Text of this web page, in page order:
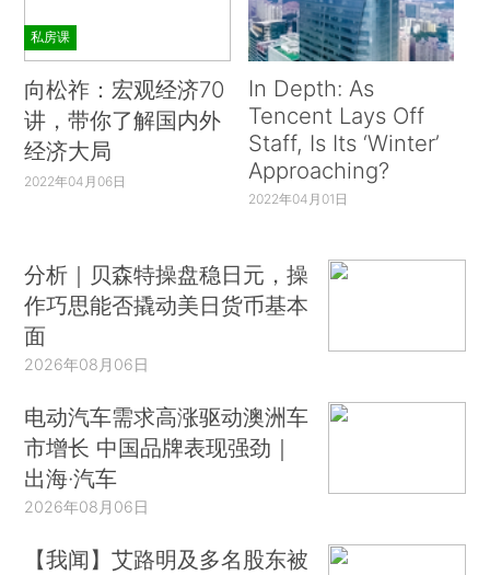
私房课
向松祚：宏观经济70
讲，带你了解国内外
经济大局
2022年04月06日
In Depth: As
Tencent Lays Off
Staff, Is Its ‘Winter’
Approaching?
2022年04月01日
分析｜贝森特操盘稳日元，操
作巧思能否撬动美日货币基本
面
2026年08月06日
电动汽车需求高涨驱动澳洲车
市增长 中国品牌表现强劲｜
出海·汽车
2026年08月06日
【我闻】艾路明及多名股东被